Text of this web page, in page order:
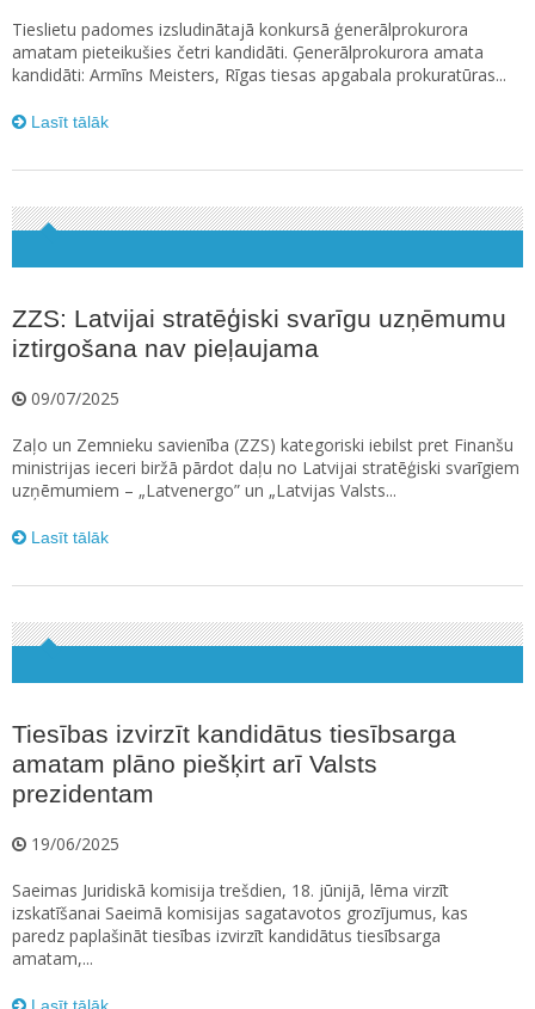
Tieslietu padomes izsludinātajā konkursā ģenerālprokurora
amatam pieteikušies četri kandidāti. Ģenerālprokurora amata
kandidāti: Armīns Meisters, Rīgas tiesas apgabala prokuratūras...
Lasīt tālāk
ZZS: Latvijai stratēģiski svarīgu uzņēmumu
iztirgošana nav pieļaujama
09/07/2025
Zaļo un Zemnieku savienība (ZZS) kategoriski iebilst pret Finanšu
ministrijas ieceri biržā pārdot daļu no Latvijai stratēģiski svarīgiem
uzņēmumiem – „Latvenergo” un „Latvijas Valsts...
Lasīt tālāk
Tiesības izvirzīt kandidātus tiesībsarga
amatam plāno piešķirt arī Valsts
prezidentam
19/06/2025
Saeimas Juridiskā komisija trešdien, 18. jūnijā, lēma virzīt
izskatīšanai Saeimā komisijas sagatavotos grozījumus, kas
paredz paplašināt tiesības izvirzīt kandidātus tiesībsarga
amatam,...